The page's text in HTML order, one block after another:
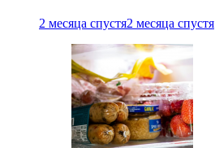
2 месяца спустя2 месяца спустя